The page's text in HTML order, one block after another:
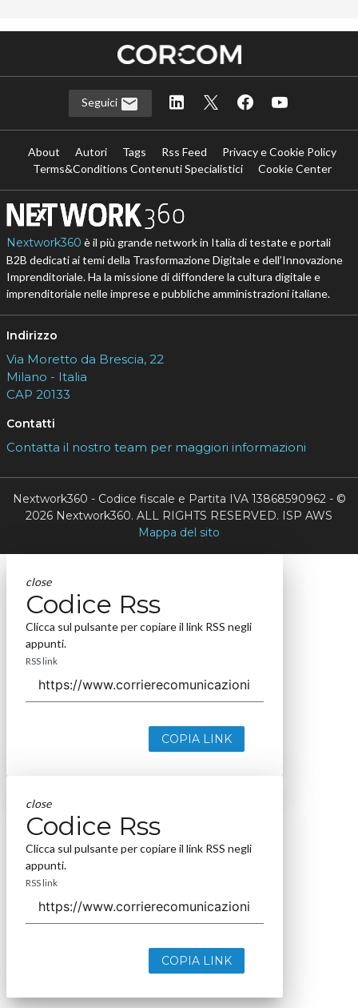
Seguici
About Autori Tags Rss Feed
Privacy e Cookie Policy
Terms&Conditions Contenuti Specialistici
Cookie Center
Nextwork360 è il più grande network in Italia di testate e portali
B2B dedicati ai temi della Trasformazione Digitale e dell’Innovazione
Imprenditoriale. Ha la missione di diffondere la cultura digitale e
imprenditoriale nelle imprese e pubbliche amministrazioni italiane.
Indirizzo
Via Moretto da Brescia, 22
Milano - Italia
CAP 20133
Contatti
Contatta il nostro team per maggiori informazioni
Nextwork360 - Codice fiscale e Partita IVA 13868590962 - ©
2026 Nextwork360. ALL RIGHTS RESERVED. ISP AWS
Mappa del sito
close
Codice Rss
Clicca sul pulsante per copiare il link RSS negli
appunti.
RSS link
COPIA LINK
close
Codice Rss
Clicca sul pulsante per copiare il link RSS negli
appunti.
RSS link
COPIA LINK